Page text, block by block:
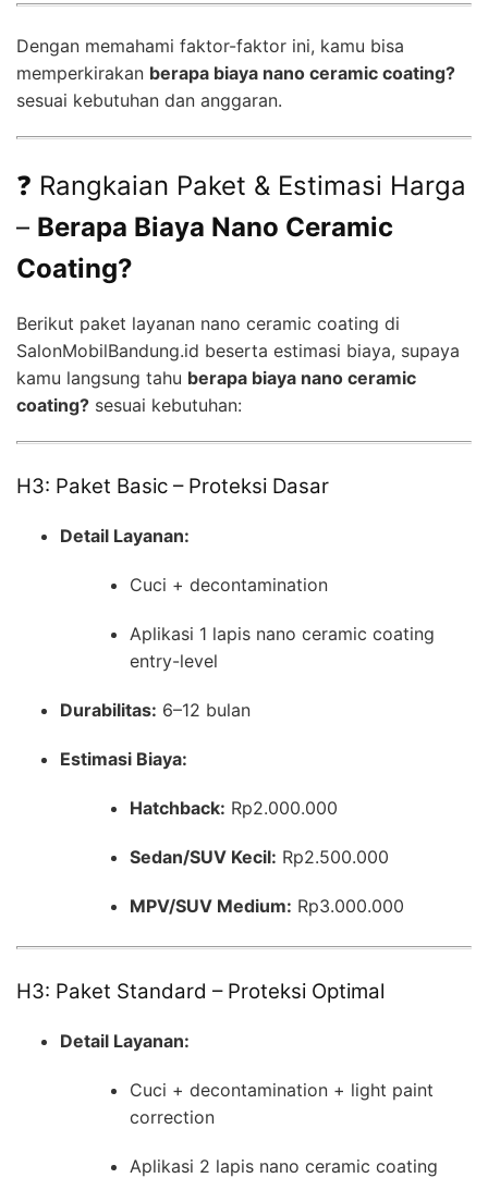
Dengan memahami faktor-faktor ini, kamu bisa
memperkirakan berapa biaya nano ceramic coating?
sesuai kebutuhan dan anggaran.
❓ Rangkaian Paket & Estimasi Harga
– Berapa Biaya Nano Ceramic
Coating?
Berikut paket layanan nano ceramic coating di
SalonMobilBandung.id beserta estimasi biaya, supaya
kamu langsung tahu berapa biaya nano ceramic
coating? sesuai kebutuhan:
H3: Paket Basic – Proteksi Dasar
Detail Layanan:
Cuci + decontamination
Aplikasi 1 lapis nano ceramic coating
entry-level
Durabilitas: 6–12 bulan
Estimasi Biaya:
Hatchback: Rp2.000.000
Sedan/SUV Kecil: Rp2.500.000
MPV/SUV Medium: Rp3.000.000
H3: Paket Standard – Proteksi Optimal
Detail Layanan:
Cuci + decontamination + light paint
correction
Aplikasi 2 lapis nano ceramic coating